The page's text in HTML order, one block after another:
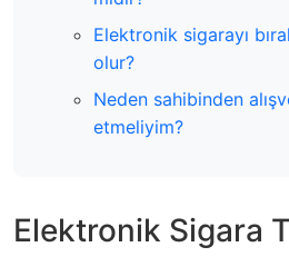
Elektronik sigarayı
olur?
Neden sahibinden
etmeliyim?
Elektronik Sigara